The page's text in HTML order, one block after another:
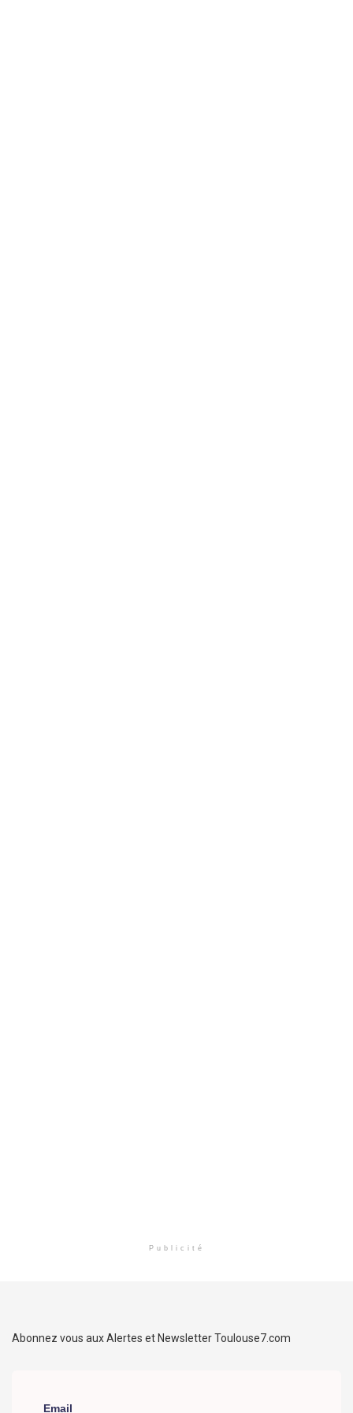
Publicité
Abonnez vous aux Alertes et Newsletter Toulouse7.com
Email